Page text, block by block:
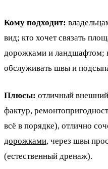
Кому подходит:
вид; кто хочет связать
дорожками и ландшафтом;
обслуживать швы и
Плюсы: отличный
фактур,
всё в порядке), отлично
дорожками, через швы
(естественный дренаж).